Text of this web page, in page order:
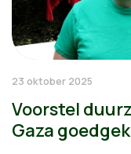
23 oktober 2025
Voorstel
Gaza